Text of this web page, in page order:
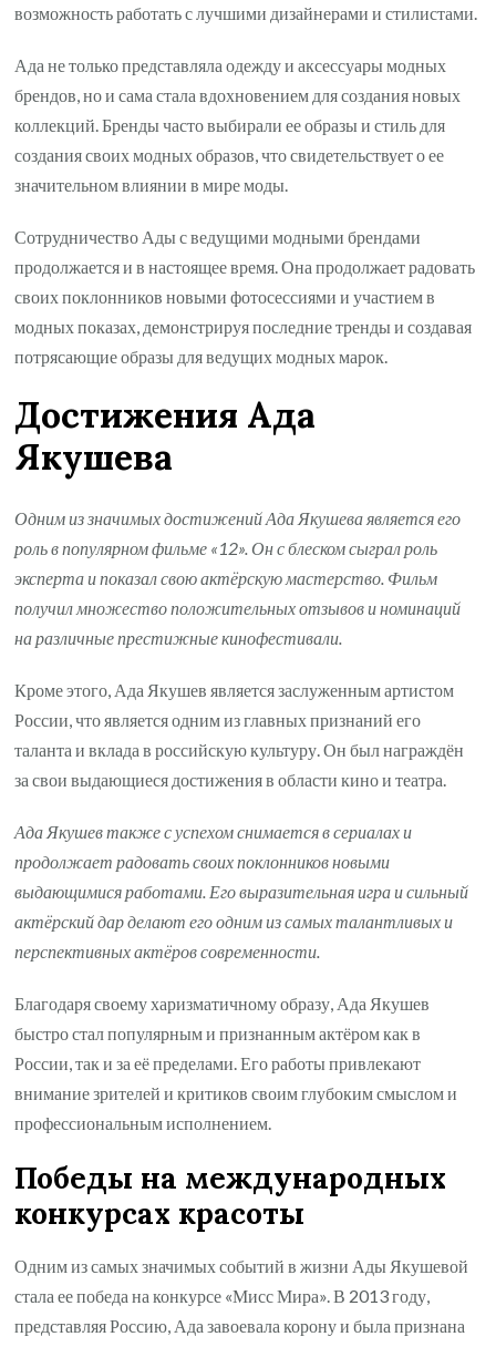
возможность работать с лучшими дизайнерами и стилистами.
Ада не только представляла одежду и аксессуары модных
брендов, но и сама стала вдохновением для создания новых
коллекций. Бренды часто выбирали ее образы и стиль для
создания своих модных образов, что свидетельствует о ее
значительном влиянии в мире моды.
Сотрудничество Ады с ведущими модными брендами
продолжается и в настоящее время. Она продолжает радовать
своих поклонников новыми фотосессиями и участием в
модных показах, демонстрируя последние тренды и создавая
потрясающие образы для ведущих модных марок.
Достижения Ада
Якушева
Одним из значимых достижений Ада Якушева является его
роль в популярном фильме «12». Он с блеском сыграл роль
эксперта и показал свою актёрскую мастерство. Фильм
получил множество положительных отзывов и номинаций
на различные престижные кинофестивали.
Кроме этого, Ада Якушев является заслуженным артистом
России, что является одним из главных признаний его
таланта и вклада в российскую культуру. Он был награждён
за свои выдающиеся достижения в области кино и театра.
Ада Якушев также с успехом снимается в сериалах и
продолжает радовать своих поклонников новыми
выдающимися работами. Его выразительная игра и сильный
актёрский дар делают его одним из самых талантливых и
перспективных актёров современности.
Благодаря своему харизматичному образу, Ада Якушев
быстро стал популярным и признанным актёром как в
России, так и за её пределами. Его работы привлекают
внимание зрителей и критиков своим глубоким смыслом и
профессиональным исполнением.
Победы на международных
конкурсах красоты
Одним из самых значимых событий в жизни Ады Якушевой
стала ее победа на конкурсе «Мисс Мира». В 2013 году,
представляя Россию, Ада завоевала корону и была признана